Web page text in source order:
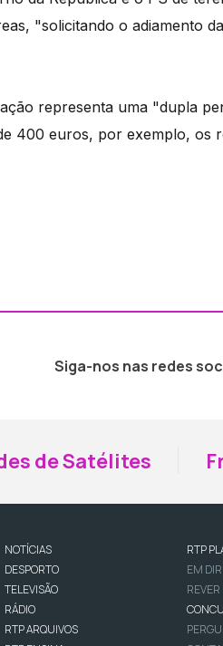
"solicitando o adiamento
representa uma "dupla
400 euros, por exemplo, os
Siga-nos nas redes
de Satélites
NOTÍCIAS
DESPORTO
TELEVISÃO
RÁDIO
RTP ARQUIVOS
RTP
EM